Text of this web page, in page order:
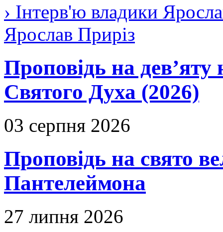
› Інтерв'ю владики
Ярослав Приріз
Проповідь на дев’яту
Святого Духа (2026)
03 серпня 2026
Проповідь на свято
Пантелеймона
27 липня 2026